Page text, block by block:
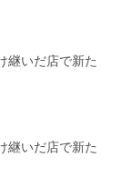
継いだ店で新た
継いだ店で新た